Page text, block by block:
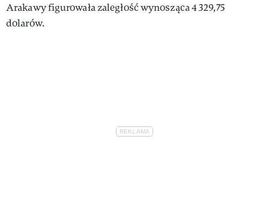
Arakawy figurowała zaległość wynosząca 4 329,75
dolarów.